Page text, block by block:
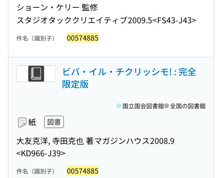
ショーン・ケリー 監修
スタジオタッククリエイティブ2009.5<FS43-J43>
件名（識別子） 00574885
ビバ・イル・チクリッシモ! : 完全
限定版
紙 図書
大友克洋, 寺田克也 著マガジンハウス2008.9
<KD966-J39>
国立国会図書館 全国の図書館
件名（識別子） 00574885